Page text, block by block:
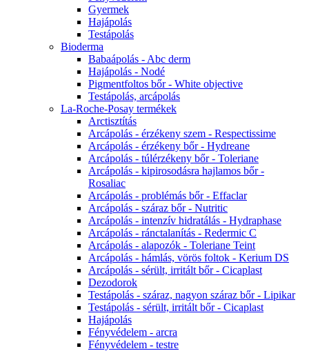
Gyermek
Hajápolás
Testápolás
Bioderma
Babaápolás - Abc derm
Hajápolás - Nodé
Pigmentfoltos bőr - White objective
Testápolás, arcápolás
La-Roche-Posay termékek
Arctisztítás
Arcápolás - érzékeny szem - Respectissime
Arcápolás - érzékeny bőr - Hydreane
Arcápolás - túlérzékeny bőr - Toleriane
Arcápolás - kipirosodásra hajlamos bőr -
Rosaliac
Arcápolás - problémás bőr - Effaclar
Arcápolás - száraz bőr - Nutritic
Arcápolás - intenzív hidratálás - Hydraphase
Arcápolás - ránctalanítás - Redermic C
Arcápolás - alapozók - Toleriane Teint
Arcápolás - hámlás, vörös foltok - Kerium DS
Arcápolás - sérült, irritált bőr - Cicaplast
Dezodorok
Testápolás - száraz, nagyon száraz bőr - Lipikar
Testápolás - sérült, irritált bőr - Cicaplast
Hajápolás
Fényvédelem - arcra
Fényvédelem - testre